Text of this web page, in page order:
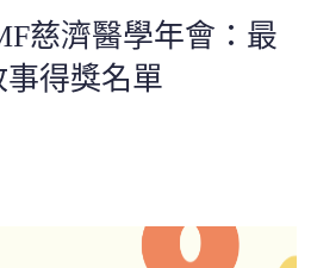
慈濟醫學年會：最
得獎名單